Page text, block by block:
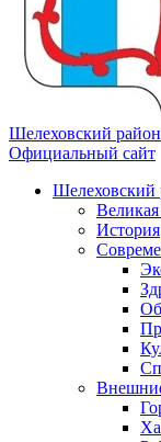
Шелеховский район
Официальный сайт
Шелеховский
История